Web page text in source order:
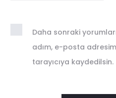
Daha sonraki
adım, e-posta
tarayıcıya kaydedilsin.